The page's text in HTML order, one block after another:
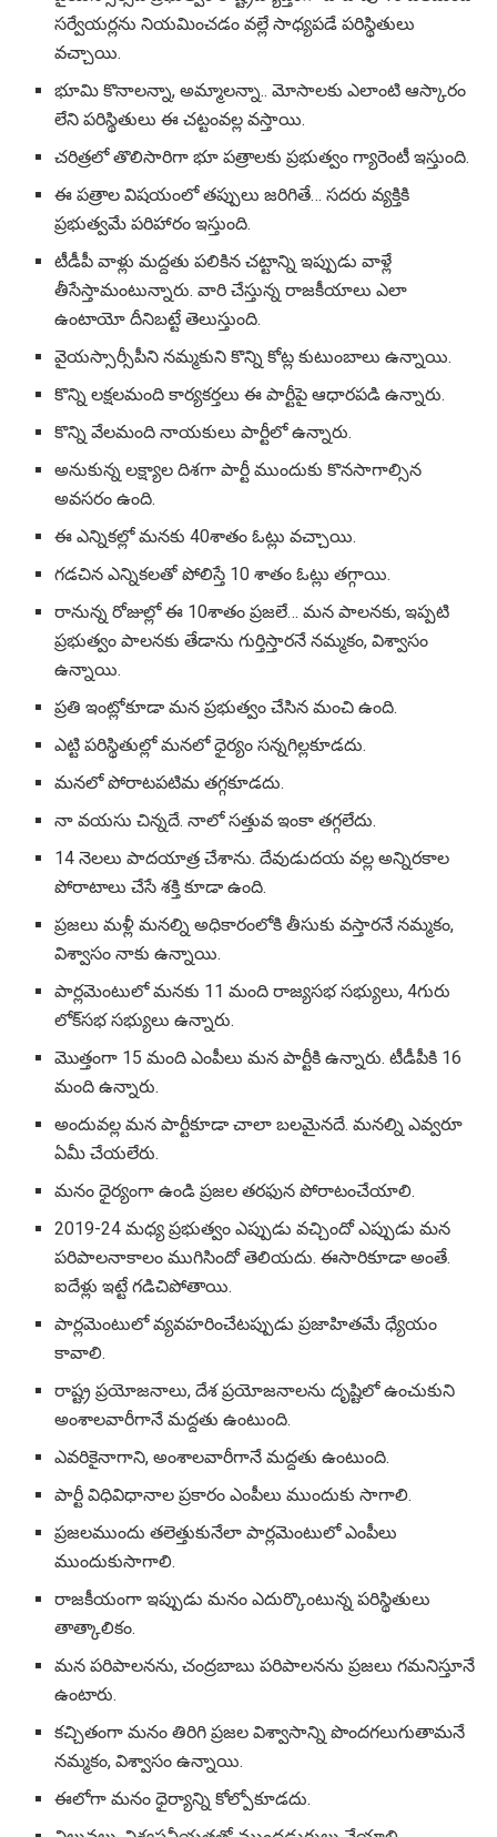
సర్వేయర్లను నియమించడం వల్లే సాధ్యపడే పరిస్థితులు
వచ్చాయి.
భూమి కొనాలన్నా, అమ్మాలన్నా.. మోసాలకు ఎలాంటి ఆస్కారం
లేని పరిస్థితులు ఈ చట్టంవల్ల వస్తాయి.
చరిత్రలో తొలిసారిగా భూ పత్రాలకు ప్రభుత్వం గ్యారెంటీ ఇస్తుంది.
ఈ పత్రాల విషయంలో తప్పులు జరిగితే… సదరు వ్యక్తికి
ప్రభుత్వమే పరిహారం ఇస్తుంది.
టీడీపీ వాళ్లు మద్దతు పలికిన చట్టాన్ని ఇప్పుడు వాళ్లే
తీసేస్తామంటున్నారు. వారి చేస్తున్న రాజకీయాలు ఎలా
ఉంటాయో దీనిబట్టే తెలుస్తుంది.
వైయస్సార్సీపీని నమ్మకుని కొన్ని కోట్ల కుటుంబాలు ఉన్నాయి.
కొన్ని లక్షలమంది కార్యకర్తలు ఈ పార్టీపై ఆధారపడి ఉన్నారు.
కొన్ని వేలమంది నాయకులు పార్టీలో ఉన్నారు.
అనుకున్న లక్ష్యాల దిశగా పార్టీ ముందుకు కొనసాగాల్సిన
అవసరం ఉంది.
ఈ ఎన్నికల్లో మనకు 40శాతం ఓట్లు వచ్చాయి.
గడచిన ఎన్నికలతో పోలిస్తే 10 శాతం ఓట్లు తగ్గాయి.
రానున్న రోజుల్లో ఈ 10శాతం ప్రజలే… మన పాలనకు, ఇప్పటి
ప్రభుత్వం పాలనకు తేడాను గుర్తిస్తారనే నమ్మకం, విశ్వాసం
ఉన్నాయి.
ప్రతి ఇంట్లోకూడా మన ప్రభుత్వం చేసిన మంచి ఉంది.
ఎట్టి పరిస్థితుల్లో మనలో ధైర్యం సన్నగిల్లకూడదు.
మనలో పోరాటపటిమ తగ్గకూడదు.
నా వయసు చిన్నదే. నాలో సత్తువ ఇంకా తగ్గలేదు.
14 నెలలు పాదయాత్ర చేశాను. దేవుడుదయ వల్ల అన్నిరకాల
పోరాటాలు చేసే శక్తి కూడా ఉంది.
ప్రజలు మళ్లీ మనల్ని అధికారంలోకి తీసుకు వస్తారనే నమ్మకం,
విశ్వాసం నాకు ఉన్నాయి.
పార్లమెంటులో మనకు 11 మంది రాజ్యసభ సభ్యులు, 4గురు
లోక్‌సభ సభ్యులు ఉన్నారు.
మొత్తంగా 15 మంది ఎంపీలు మన పార్టీకి ఉన్నారు. టీడీపీకి 16
మంది ఉన్నారు.
అందువల్ల మన పార్టీకూడా చాలా బలమైనదే. మనల్ని ఎవ్వరూ
ఏమీ చేయలేరు.
మనం ధైర్యంగా ఉండి ప్రజల తరఫున పోరాటంచేయాలి.
2019-24 మధ్య ప్రభుత్వం ఎప్పుడు వచ్చిందో ఎప్పుడు మన
పరిపాలనాకాలం ముగిసిందో తెలియదు. ఈసారికూడా అంతే.
ఐదేళ్లు ఇట్టే గడిచిపోతాయి.
పార్లమెంటులో వ్యవహరించేటప్పుడు ప్రజాహితమే ధ్యేయం
కావాలి.
రాష్ట్ర ప్రయోజనాలు, దేశ ప్రయోజనాలను దృష్టిలో ఉంచుకుని
అంశాలవారీగానే మద్దతు ఉంటుంది.
ఎవరికైనాగాని, అంశాలవారీగానే మద్దతు ఉంటుంది.
పార్టీ విధివిధానాల ప్రకారం ఎంపీలు ముందుకు సాగాలి.
ప్రజలముందు తలెత్తుకునేలా పార్లమెంటులో ఎంపీలు
ముందుకుసాగాలి.
రాజకీయంగా ఇప్పుడు మనం ఎదుర్కొంటున్న పరిస్థితులు
తాత్కాలికం.
మన పరిపాలనను, చంద్రబాబు పరిపాలనను ప్రజలు గమనిస్తూనే
ఉంటారు.
కచ్చితంగా మనం తిరిగి ప్రజల విశ్వాసాన్ని పొందగలుగుతామనే
నమ్మకం, విశ్వాసం ఉన్నాయి.
ఈలోగా మనం ధైర్యాన్ని కోల్పోకూడదు.